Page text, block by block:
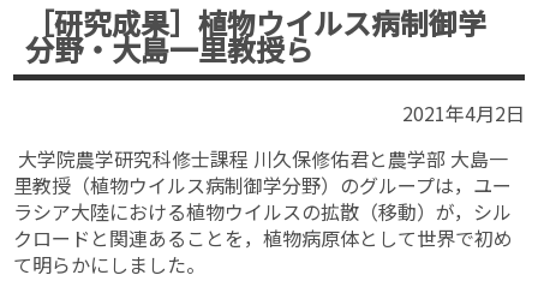
［研究成果］植物ウイルス病制御学
分野・大島一里教授ら
2021年4月2日
大学院農学研究科修士課程 川久保修佑君と農学部 大島一
里教授（植物ウイルス病制御学分野）のグループは，ユー
ラシア大陸における植物ウイルスの拡散（移動）が，シル
クロードと関連あることを，植物病原体として世界で初め
て明らかにしました。